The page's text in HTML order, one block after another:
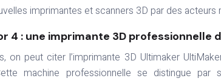
imprimantes et scanners 3D par des acteurs
4 : une imprimante 3D professionnelle
on peut citer l’imprimante 3D Ultimaker
machine professionnelle se distingue par